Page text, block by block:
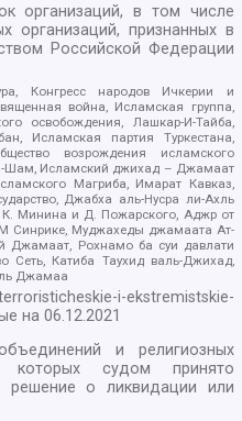
организаций, в том числе
организаций, признанных в
Российской Федерации
Конгресс народов Ичкерии и
война, Исламская группа,
освобождения, Лашкар-И-Тайба,
Исламская партия Туркестана,
возрождения исламского
Шам, Исламский джихад – Джамаат
Магриба, Имарат Кавказ,
Джабха аль-Нусра ли-Ахль
Минина и Д. Пожарского, Аджр от
Синрике, Муджахеды джамаата Ат-
Джамаат, Рохнамо ба суи давлати
Сеть, Катиба Таухид валь-Джихад,
Джамаа
i-ekstremistskie-
на06.12.2021
и религиозных
которых судом принято
решение о ликвидации или